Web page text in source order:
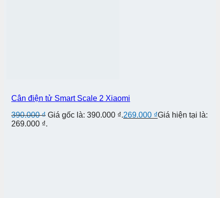
Cân điện tử Smart Scale 2 Xiaomi
390.000₫ Giá gốc là: 390.000 ₫.269.000 ₫Giá hiện tại là:
269.000 ₫.